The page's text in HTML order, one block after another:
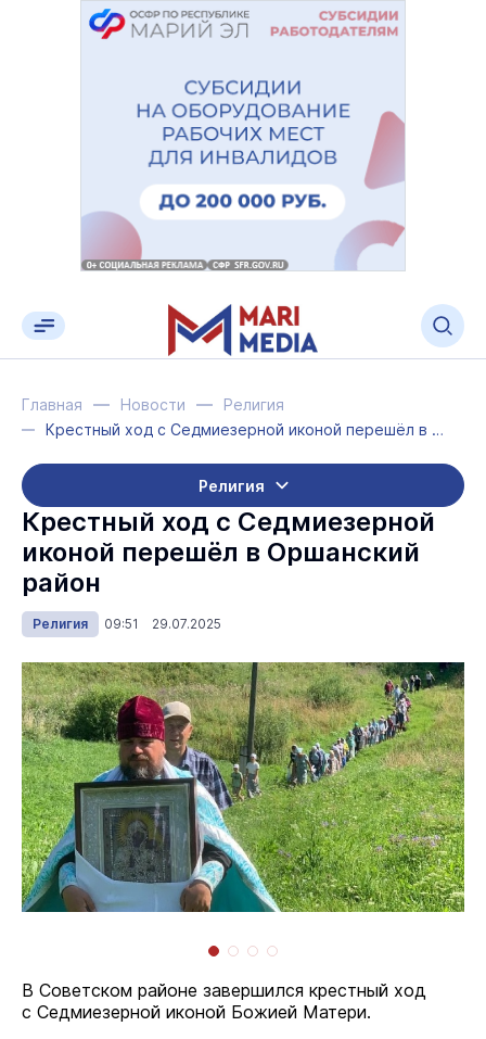
Главная Новости
Религия
Крестный ход с Седмиезерной иконой перешёл в Оршанский район
Религия
Крестный ход с Седмиезерной
иконой перешёл в Оршанский
район
Религия 09:51 29.07.2025
В Советском районе завершился крестный ход
с Седмиезерной иконой Божией Матери.